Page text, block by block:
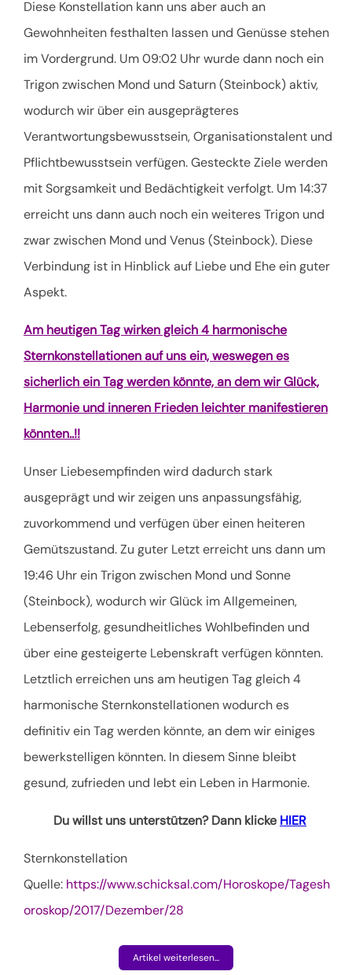
Diese Konstellation kann uns aber auch an
Gewohnheiten festhalten lassen und Genüsse stehen
im Vordergrund. Um 09:02 Uhr wurde dann noch ein
Trigon zwischen Mond und Saturn (Steinbock) aktiv,
wodurch wir über ein ausgeprägteres
Verantwortungsbewusstsein, Organisationstalent und
Pflichtbewusstsein verfügen. Gesteckte Ziele werden
mit Sorgsamkeit und Bedächtigkeit verfolgt. Um 14:37
erreicht uns dann auch noch ein weiteres Trigon und
zwar zwischen Mond und Venus (Steinbock). Diese
Verbindung ist in Hinblick auf Liebe und Ehe ein guter
Aspekt.
Am heutigen Tag wirken gleich 4 harmonische
Sternkonstellationen auf uns ein, weswegen es
sicherlich ein Tag werden könnte, an dem wir Glück,
Harmonie und inneren Frieden leichter manifestieren
könnten..!!
Unser Liebesempfinden wird dadurch stark
ausgeprägt und wir zeigen uns anpassungsfähig,
zuvorkommend und verfügen über einen heiteren
Gemütszustand. Zu guter Letzt erreicht uns dann um
19:46 Uhr ein Trigon zwischen Mond und Sonne
(Steinbock), wodurch wir Glück im Allgemeinen,
Lebenserfolg, gesundheitliches Wohlbefinden und
über eine gesteigerte Lebenskraft verfügen könnten.
Letztlich erreichen uns am heutigen Tag gleich 4
harmonische Sternkonstellationen wodurch es
definitiv ein Tag werden könnte, an dem wir einiges
bewerkstelligen könnten. In diesem Sinne bleibt
gesund, zufrieden und lebt ein Leben in Harmonie.
Du willst uns unterstützen? Dann klicke HIER
Sternkonstellation
Quelle: https://www.schicksal.com/Horoskope/Tagesh
oroskop/2017/Dezember/28
Artikel weiterlesen...